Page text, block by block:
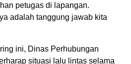
petugas di lapangan.
adalah tanggung jawab kita
ini, Dinas Perhubungan
situasi lalu lintas selama